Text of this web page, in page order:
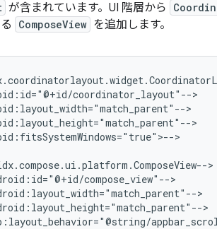
が含まれています。UI 階層から
ComposeView を追加します。
coordinator_layout"-->
>
>
>
>
compose_view"-->
>
>